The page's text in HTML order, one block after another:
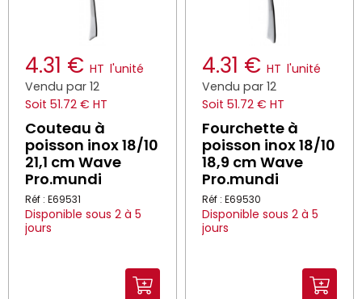
4.31 € HT l'unité
Vendu par 12
Soit 51.72 € HT
Couteau à
poisson inox 18/10
21,1 cm Wave
Pro.mundi
Réf : E69531
Disponible sous 2 à 5
jours
4.31 € HT l'unité
Vendu par 12
Soit 51.72 € HT
Fourchette à
poisson inox 18/10
18,9 cm Wave
Pro.mundi
Réf : E69530
Disponible sous 2 à 5
jours